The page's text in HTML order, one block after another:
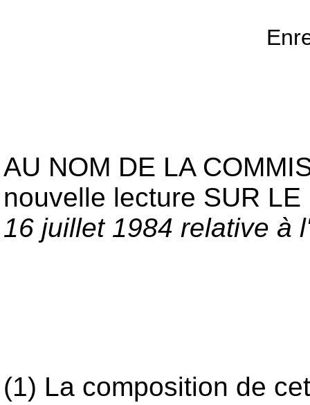
AU NOM DE LA
nouvelle lecture SUR
16 juillet 1984 relative à l'
(1) La composition de